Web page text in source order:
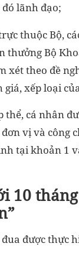
lãnh đạo;
thuộc Bộ,
Bộ
xét theo đề
xếp loại
cá nhân
vị và công
tại khoản 1
10
được thực